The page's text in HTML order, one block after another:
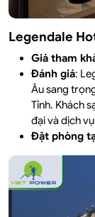
Legendale
Giá tham
Đánh giá:
Âu sang
Tỉnh. Khách
đại và dịch
Đặt phòng